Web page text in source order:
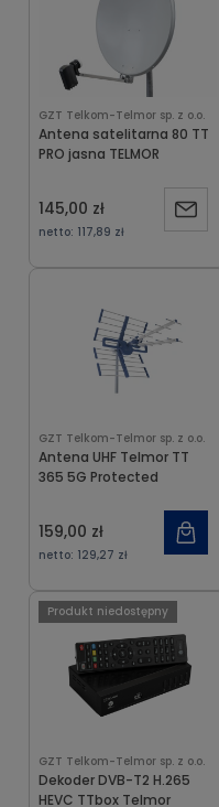
GZT Telkom-Telmor sp. z o.o.
Antena satelitarna 80 TT
PRO jasna TELMOR
145,00 zł
netto: 117,89 zł
GZT Telkom-Telmor sp. z o.o.
Antena UHF Telmor TT
365 5G Protected
159,00 zł
netto: 129,27 zł
GZT Telkom-Telmor sp. z o.o.
Dekoder DVB-T2 H.265
HEVC TTbox Telmor
Produkt niedostępny